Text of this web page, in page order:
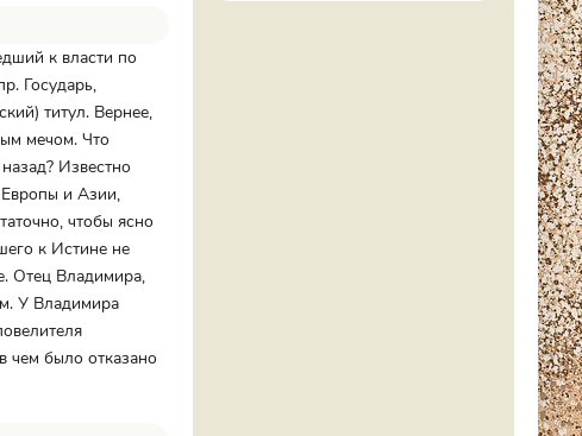
к власти по
Государь,
титул. Вернее,
мечом. Что
Известно
Европы и Азии,
чтобы ясно
к Истине не
Отец Владимира,
У Владимира
чем было отказано